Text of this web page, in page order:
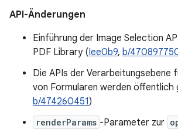
API-Änderungen
Einführung der Image Selection
PDF Library (Iee0b9, b/
Die APIs der Verarbeitungsebene
von Formularen werden öffentlich
b/474260451)
renderParams -Parameter zur